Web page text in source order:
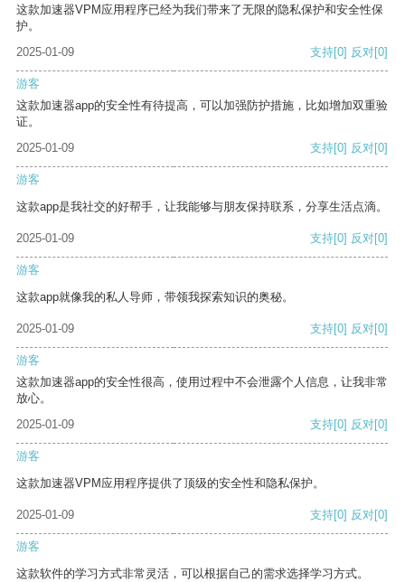
这款加速器VPM应用程序已经为我们带来了无限的隐私保护和安全性保
护。
2025-01-09
支持[0] 反对[0]
游客
这款加速器app的安全性有待提高，可以加强防护措施，比如增加双重验
证。
2025-01-09
支持[0] 反对[0]
游客
这款app是我社交的好帮手，让我能够与朋友保持联系，分享生活点滴。
2025-01-09 支持[0] 反对[0]
游客
这款app就像我的私人导师，带领我探索知识的奥秘。
2025-01-09 支持[0] 反对[0]
游客
这款加速器app的安全性很高，使用过程中不会泄露个人信息，让我非常
放心。
2025-01-09
支持[0] 反对[0]
游客
这款加速器VPM应用程序提供了顶级的安全性和隐私保护。
2025-01-09 支持[0] 反对[0]
游客
这款软件的学习方式非常灵活，可以根据自己的需求选择学习方式。